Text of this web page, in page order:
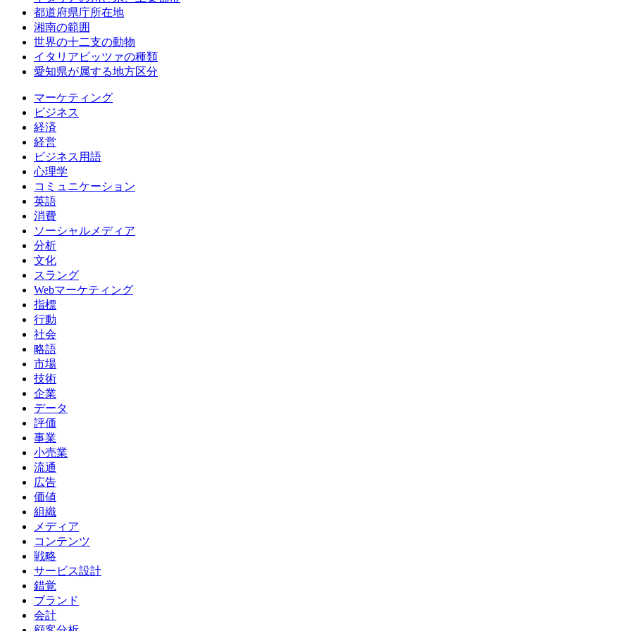
都道府県庁所在地
湘南の範囲
世界の十二支の動物
イタリアピッツァの種類
愛知県が属する地方区分
マーケティング
ビジネス
経済
経営
ビジネス用語
心理学
コミュニケーション
英語
消費
ソーシャルメディア
分析
文化
スラング
Webマーケティング
指標
行動
社会
略語
市場
技術
企業
データ
評価
事業
小売業
流通
広告
価値
組織
メディア
コンテンツ
戦略
サービス設計
錯覚
ブランド
会計